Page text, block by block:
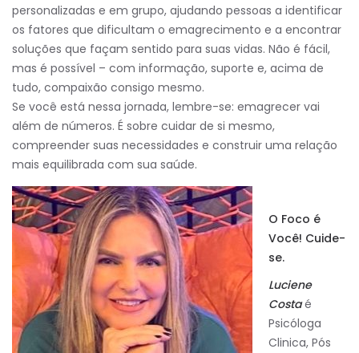
personalizadas e em grupo, ajudando pessoas a identificar
os fatores que dificultam o emagrecimento e a encontrar
soluções que façam sentido para suas vidas. Não é fácil,
mas é possível – com informação, suporte e, acima de
tudo, compaixão consigo mesmo.
Se você está nessa jornada, lembre-se: emagrecer vai
além de números. É sobre cuidar de si mesmo,
compreender suas necessidades e construir uma relação
mais equilibrada com sua saúde.
O Foco é
Você! Cuide-
se.
Luciene
Costaé
Psicóloga
Clinica, Pós